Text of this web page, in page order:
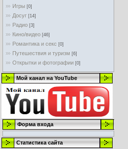
Игры [0]
Досуг [14]
Радио [3]
Кино/видео [46]
Романтика и секс [0]
Путешествия и туризм [6]
Открытки и фотографии [0]
Мой канал на YouTube
Форма входа
Статистика сайта